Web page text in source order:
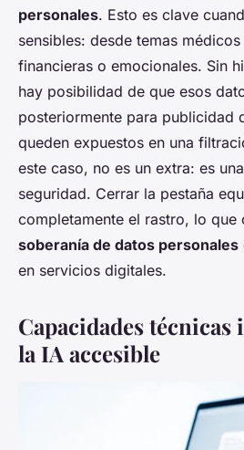
personales. Esto es clave
sensibles: desde temas
financieras o emocionales. Sin
hay posibilidad de que esos
posteriormente para publicidad
queden expuestos en una
este caso, no es un extra: es
seguridad. Cerrar la pestaña
completamente el rastro, lo que
soberanía de datos personales
en servicios digitales.
Capacidades técnicas
la IA accesible